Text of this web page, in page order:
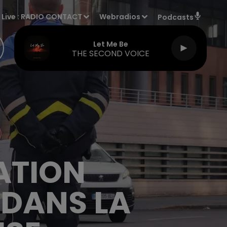
Live : RADIO CONTACT Webradios Podcasts
Let Me Be
THE SECOND VOICE
LA